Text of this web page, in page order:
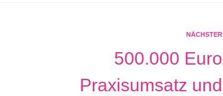
NÄCHSTER
500.000 Euro
Praxisumsatz und